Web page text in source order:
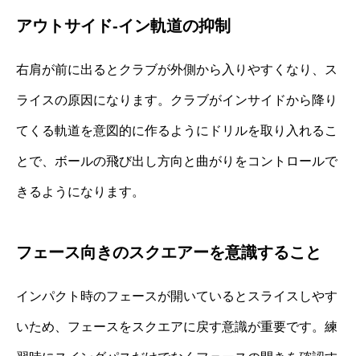
アウトサイド‐イン軌道の抑制
右肩が前に出るとクラブが外側から入りやすくなり、ス
ライスの原因になります。クラブがインサイドから降り
てくる軌道を意図的に作るようにドリルを取り入れるこ
とで、ボールの飛び出し方向と曲がりをコントロールで
きるようになります。
フェース向きのスクエアーを意識すること
インパクト時のフェースが開いているとスライスしやす
いため、フェースをスクエアに戻す意識が重要です。練